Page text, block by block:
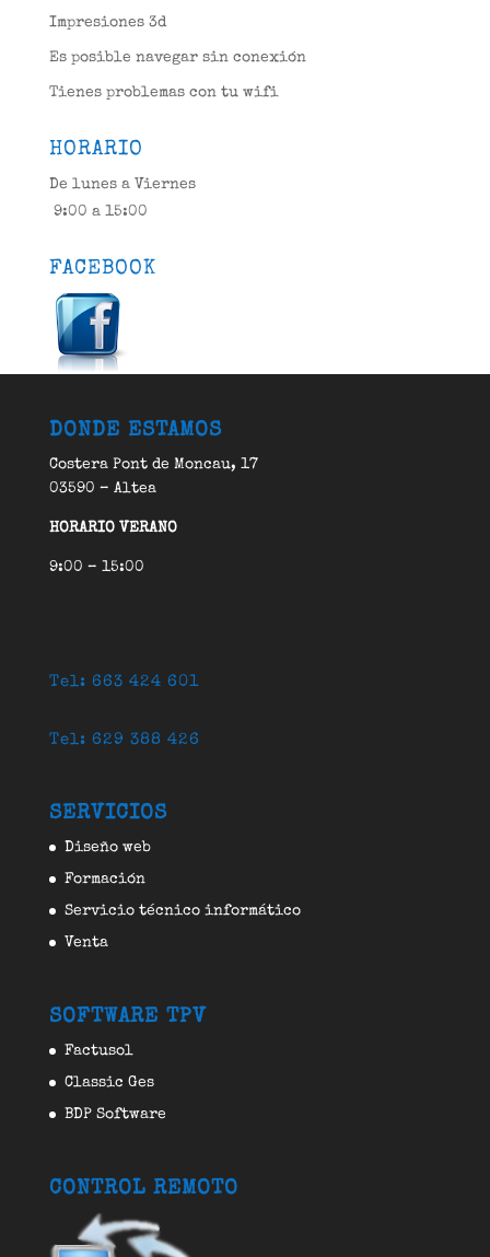
Impresiones 3d
Es posible navegar sin conexión
Tienes problemas con tu wifi
HORARIO
De lunes a Viernes
9:00 a 15:00
FACEBOOK
DONDE ESTAMOS
Costera Pont de Moncau, 17
03590 – Altea
HORARIO VERANO
9:00 – 15:00
Tel: 663 424 601
Tel: 629 388 426
SERVICIOS
Diseño web
Formación
Servicio técnico informático
Venta
SOFTWARE TPV
Factusol
Classic Ges
BDP Software
CONTROL REMOTO